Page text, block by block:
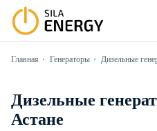
Главная Генераторы Дизельные
Дизельные
Астане